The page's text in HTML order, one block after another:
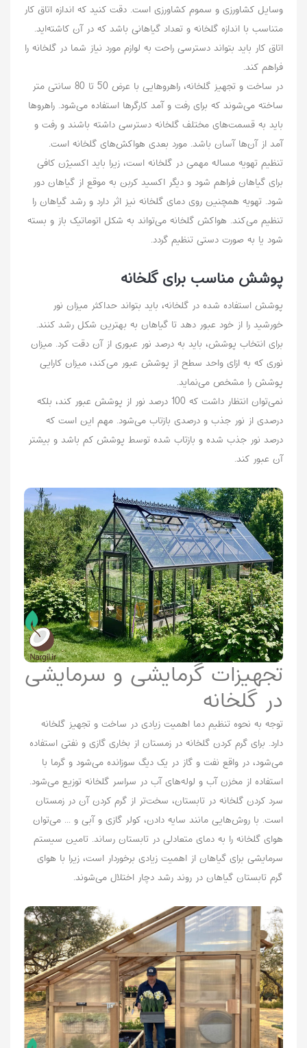
وسایل کشاورزی و سموم کشاورزی است. دقت کنید که اندازه‌ اتاق کار
متناسب با اندازه گلخانه و تعداد گیاهانی باشد که در آن کاشته‌اید.
اتاق کار باید بتواند دسترسی راحت به لوازم مورد نیاز شما در گلخانه را
فراهم کند.
در ساخت و تجهیز گلخانه، راهروهایی با عرض 50 تا 80 سانتی متر
ساخته می‌شوند که برای رفت و آمد کارگرها استفاده می‌شود. راهرو‌ها
باید به قسمت‌های مختلف گلخانه دسترسی داشته باشند و رفت و
آمد از آن‌ها آسان باشد. مورد بعدی هواکش‌های گلخانه است.
تنظیم تهویه مساله مهمی در گلخانه است، زیرا باید اکسیژن کافی
برای گیاهان فراهم شود و دیگر اکسید کربن به موقع از گیاهان دور
شود. تهویه همچنین روی دمای گلخانه نیز اثر دارد و رشد گیاهان را
تنظیم می‌کند. هواکش گلخانه می‌تواند به شکل اتوماتیک باز و بسته
شود یا به صورت دستی تنظیم گردد.
پوشش مناسب برای گلخانه
پوشش استفاده شده در گلخانه، باید بتواند حداکثر میزان نور
خورشید را از خود عبور دهد تا گیاهان به بهترین شکل رشد کنند.
برای انتخاب پوشش، باید به درصد نور عبوری از آن دقت کرد. میزان
نوری که به ازای واحد سطح از پوشش عبور می‌کند، میزان کارایی
پوشش را مشخص می‌نماید.
نمی‌توان انتظار داشت که 100 درصد نور از پوشش عبور کند، بلکه
درصدی از نور جذب و درصدی بازتاب می‌شود. مهم این است که
درصد نور جذب شده و بازتاب شده توسط پوشش کم باشد و بیشتر
آن عبور کند.
تجهیزات گرمایشی و سرمایشی
در گلخانه
توجه به نحوه تنظیم دما اهمیت زیادی در ساخت و تجهیز گلخانه‌
دارد. برای گرم کردن گلخانه در زمستان از بخاری گازی و نفتی استفاده
می‌شود، در واقع نفت و گاز در یک دیگ سوزانده می‌شود و گرما با
استفاده از مخزن آب و لوله‌های آب در سراسر گلخانه توزیع می‌شود.
سرد کردن گلخانه در تابستان، سخت‌تر از گرم کردن آن در زمستان
است. با روش‌هایی مانند سایه دادن، کولر گازی و آبی و ... می‌توان
هوای گلخانه را به دمای متعادلی در تابستان رساند. تامین سیستم
سرمایشی برای گیاهان از اهمیت زیادی برخوردار است، زیرا با هوای
گرم تابستان گیاهان در روند رشد دچار اختلال می‌شوند.